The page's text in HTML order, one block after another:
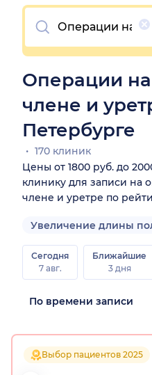
Очистить
Операции
члене и
Петербурге
170 клиник
Цены от 1800 руб. до
клинику для записи на
члене и уретре по
Увеличение длины
Сегодня
7 авг.
Ближайшие
3 дня
Выбор пациентов 2025